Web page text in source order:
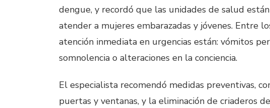
dengue, y recordó que las unidades de salud
atender a mujeres embarazadas y jóvenes. Entre
atención inmediata en urgencias están: vómitos
somnolencia o alteraciones en la conciencia.
El especialista recomendó medidas preventivas,
puertas y ventanas, y la eliminación de criaderos